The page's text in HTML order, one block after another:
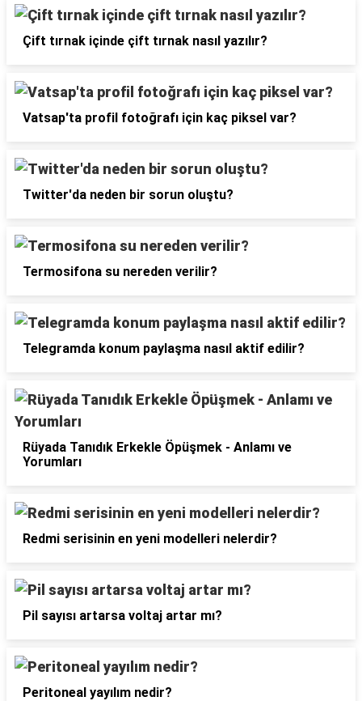
Çift tırnak içinde çift tırnak nasıl yazılır?
Vatsap'ta profil fotoğrafı için kaç piksel var?
Twitter'da neden bir sorun oluştu?
Termosifona su nereden verilir?
Telegramda konum paylaşma nasıl aktif edilir?
Rüyada Tanıdık Erkekle Öpüşmek - Anlamı ve
Yorumları
Redmi serisinin en yeni modelleri nelerdir?
Pil sayısı artarsa voltaj artar mı?
Peritoneal yayılım nedir?